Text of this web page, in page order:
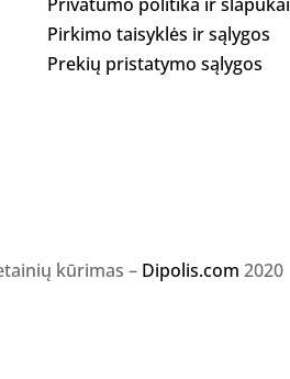
Pirkimo taisyklės ir sąlygos
Prekių pristatymo sąlygos
kūrimas – Dipolis.com 2020